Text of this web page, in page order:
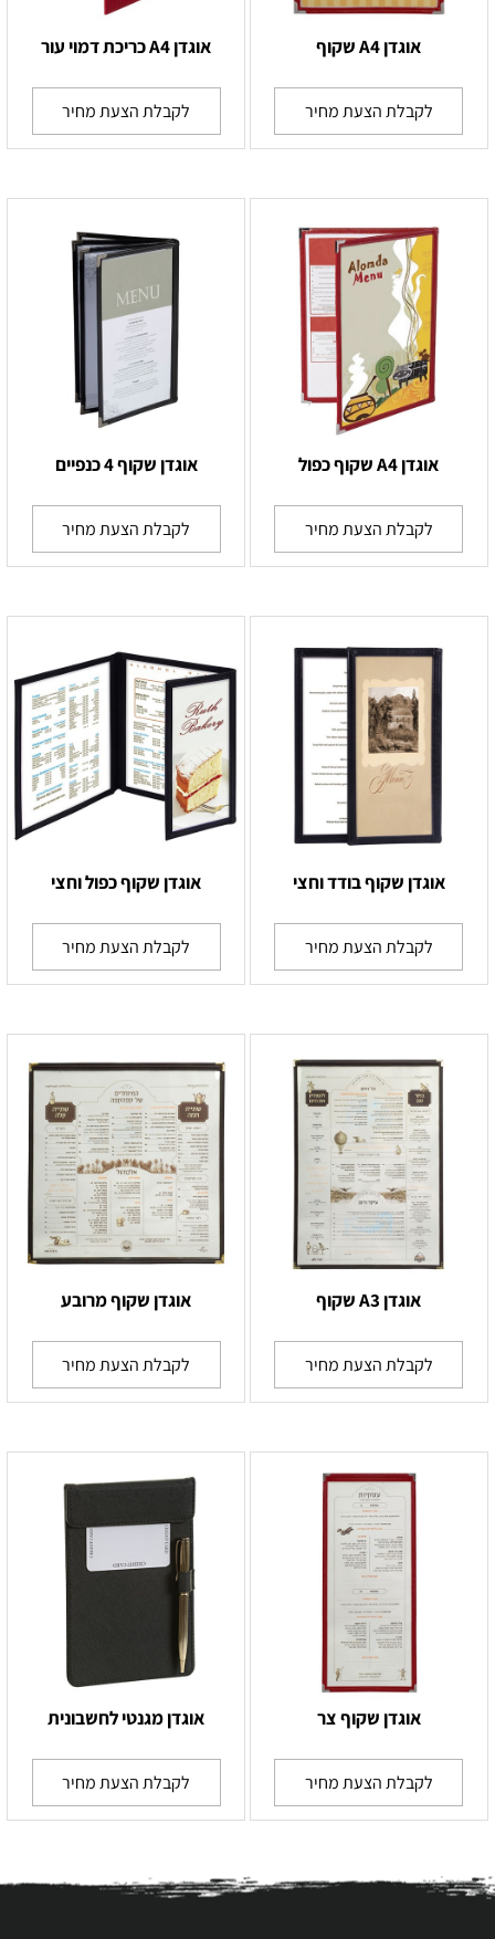
אוגדן A4 שקוף
לקבלת הצעת מחיר
אוגדן A4 כריכת דמוי עור
לקבלת הצעת מחיר
אוגדן A4 שקוף כפול
לקבלת הצעת מחיר
אוגדן שקוף 4 כנפיים
לקבלת הצעת מחיר
אוגדן שקוף בודד וחצי
לקבלת הצעת מחיר
אוגדן שקוף כפול וחצי
לקבלת הצעת מחיר
אוגדן A3 שקוף
לקבלת הצעת מחיר
אוגדן שקוף מרובע
לקבלת הצעת מחיר
אוגדן שקוף צר
לקבלת הצעת מחיר
אוגדן מגנטי לחשבונית
לקבלת הצעת מחיר